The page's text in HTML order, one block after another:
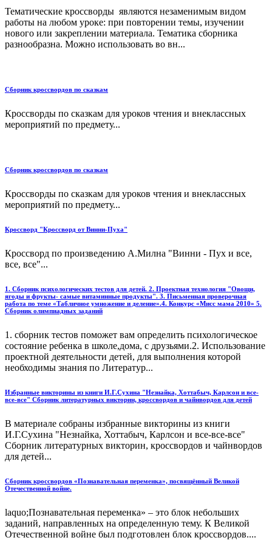
Тематические кроссворды являются незаменимым видом
работы на любом уроке: при повторении темы, изучении
нового или закреплении материала. Тематика сборника
разнообразна. Можно использовать во вн...
Сборник кроссвордов по сказкам
Кроссворды по сказкам для уроков чтения и внеклассных
мероприятий по предмету...
Сборник кроссвордов по сказкам
Кроссворды по сказкам для уроков чтения и внеклассных
мероприятий по предмету...
Кроссворд "Кроссворд от Винни-Пуха"
Кроссворд по произведению А.Милна "Винни - Пух и все,
все, все"...
1. Сборник психологических тестов для детей. 2. Проектная технология "Овощи,
ягоды и фрукты- самые витаминные продукты". 3. Письменная проверочная
работа по теме «Табличное умножение и деление».4. Конкурс «Мисс мама 2010» 5.
Сборник олимпиадных заданий
1. сборник тестов поможет вам определить психологическое
состояние ребенка в школе,дома, с друзьями.2. Использование
проектной деятельности детей, для выполнения которой
необходимы знания по Литератур...
Избранные викторины из книги И.Г.Сухина "Незнайка, Хоттабыч, Карлсон и все-
все-все" Сборник литературных викторин, кроссвордов и чайнвордов для детей
В материале собраны избранные викторины из книги
И.Г.Сухина "Незнайка, Хоттабыч, Карлсон и все-все-все"
Сборник литературных викторин, кроссвордов и чайнвордов
для детей...
Сборник кроссвордов «Познавательная переменка», посвящённый Великой
Отечественной войне.
laquo;Познавательная переменка» – это блок небольших
заданий, направленных на определенную тему. К Великой
Отечественной войне был подготовлен блок кроссвордов....